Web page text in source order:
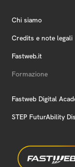
Chi siamo
Credits e note legali
Fastweb.it
Formazione
Fastweb Digital
STEP FuturAbility